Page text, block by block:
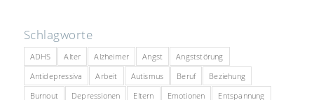
Schlagworte
ADHS Alter Alzheimer Angst
Angststörung
Antidepressiva
Arbeit Autismus Beruf
Beziehung
Burnout
Depressionen Eltern Emotionen Entspannung